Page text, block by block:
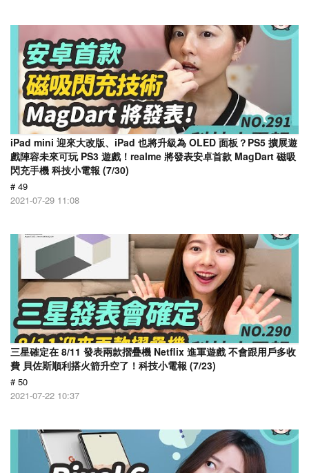
iPad mini 迎來大改版、iPad 也將升級為 OLED 面板？PS5 擴展遊
戲陣容未來可玩 PS3 遊戲！realme 將發表安卓首款 MagDart 磁吸
閃充手機 科技小電報 (7/30)
# 49
2021-07-29 11:08
三星確定在 8/11 發表兩款摺疊機 Netflix 進軍遊戲 不會跟用戶多收
費 貝佐斯順利搭火箭升空了！科技小電報 (7/23)
# 50
2021-07-22 10:37